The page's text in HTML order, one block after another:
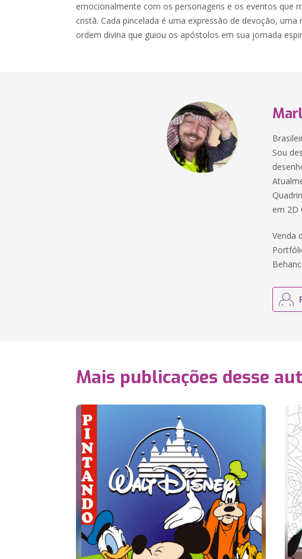
emocionalmente com os personagens e os eventos que
cristã. Cada pincelada é uma expressão de devoção, uma
ordem divina que guiou os apóstolos em sua jornada
Sou
em 2D
Venda
Mais publicações desse